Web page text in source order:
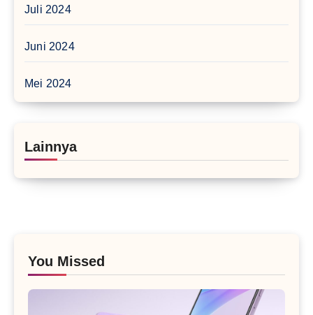
Juli 2024
Juni 2024
Mei 2024
Lainnya
You Missed